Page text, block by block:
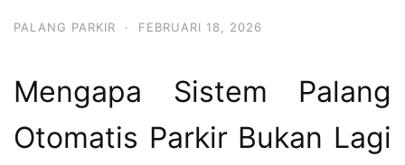
PALANG PARKIR · FEBRUARI 18, 2026
Mengapa Sistem Palang
Otomatis Parkir Bukan Lagi